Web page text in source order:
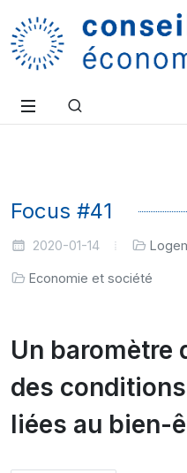
Focus #41
2020-01-14
Economie et société
Un baromètre
des
liées au bien-